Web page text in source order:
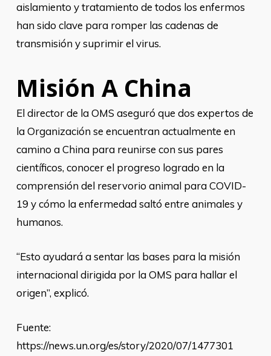
aislamiento y tratamiento de todos los enfermos
han sido clave para romper las cadenas de
transmisión y suprimir el virus.
Misión A China
El director de la OMS aseguró que dos expertos de
la Organización se encuentran actualmente en
camino a China para reunirse con sus pares
científicos, conocer el progreso logrado en la
comprensión del reservorio animal para COVID-
19 y cómo la enfermedad saltó entre animales y
humanos.
“Esto ayudará a sentar las bases para la misión
internacional dirigida por la OMS para hallar el
origen”, explicó.
Fuente:
https://news.un.org/es/story/2020/07/1477301